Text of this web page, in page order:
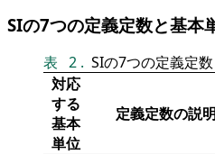
SIの7つの定義定数と基本
表 2 . SIの7つの定義定
対応
する
基本
単位
定義定数の説明